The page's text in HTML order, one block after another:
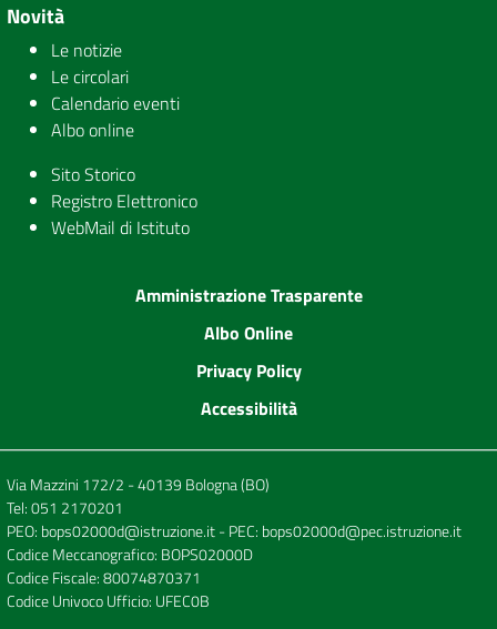
Novità
Le notizie
Le circolari
Calendario eventi
Albo online
Sito Storico
Registro Elettronico
WebMail di Istituto
Amministrazione Trasparente
Albo Online
Privacy Policy
Accessibilità
Via Mazzini 172/2 - 40139 Bologna (BO)
Tel:051 2170201
PEO: bops02000d@istruzione.it- PEC: bops02000d@pec.istruzione.it
Codice Meccanografico: BOPS02000D
Codice Fiscale: 80074870371
Codice Univoco Ufficio: UFEC0B